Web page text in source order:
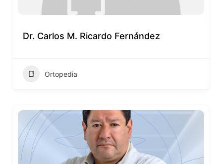
Dr. Carlos M. Ricardo Fernández
Ortopedia